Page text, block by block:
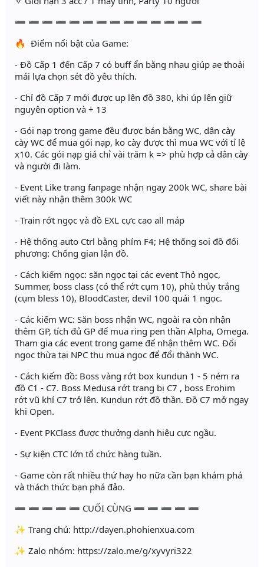
➖ ➖ ➖ ➖ ➖ ➖ ➖ ➖ ➖ ➖ ➖ ➖ ➖ ➖
🔥 Điểm nổi bật của Game:
- Đồ Cấp 1 đến Cấp 7 có buff ẩn bằng nhau giúp ae thoải
mái lựa chọn sét đồ yêu thích.
- Chỉ đồ Cấp 7 mới được up lên đồ 380, khi úp lên giữ
nguyên option và + 13
- Gói nạp trong game đều được bán bằng WC, dân cày
cày WC để mua gói nạp, ko cày được thì mua WC với tỉ lệ
x10. Các gói nạp giá chỉ vài trăm k => phù hợp cả dân cày
và người đi làm.
- Event Like trang fanpage nhận ngay 200k WC, share bài
viết này nhận thêm 300k WC
- Train rớt ngọc và đồ EXL cực cao all máp
- Hệ thống auto Ctrl bằng phím F4; Hệ thống soi đồ đối
phương: Chống gian lận đồ.
- Cách kiếm ngọc: săn ngọc tại các event Thỏ ngọc,
Summer, boss class (có thể rớt cụm 10), phù thủy trắng
(cụm bless 10), BloodCaster, devil 100 quái 1 ngọc.
- Các kiếm WC: Săn boss nhận WC, ngoài ra còn nhận
thêm GP, tích đủ GP để mua ring pen thần Alpha, Omega.
Tham gia các event trong game để nhận thêm WC. Đổi
ngọc thừa tại NPC thu mua ngọc để đổi thành WC.
- Cách kiếm đồ: Boss vàng rớt box kundun 1 - 5 ném ra
đồ C1 - C7. Boss Medusa rớt trang bị C7 , boss Erohim
rớt vũ khí C7 trở lên. Kundun rớt đồ thần. Đồ C7 mở ngay
khi Open.
- Event PKClass được thưởng danh hiệu cực ngầu.
- Sự kiện CTC lớn tổ chức hàng tuần.
- Game còn rất nhiều thứ hay ho nữa cần bạn khám phá
và thách thức bạn phá đảo.
➖ ➖ ➖ ➖ ➖ CUỐI CÙNG ➖ ➖ ➖ ➖ ➖
✨ Trang chủ: http://dayen.phohienxua.com
✨ Zalo nhóm: https://zalo.me/g/xyvyri322